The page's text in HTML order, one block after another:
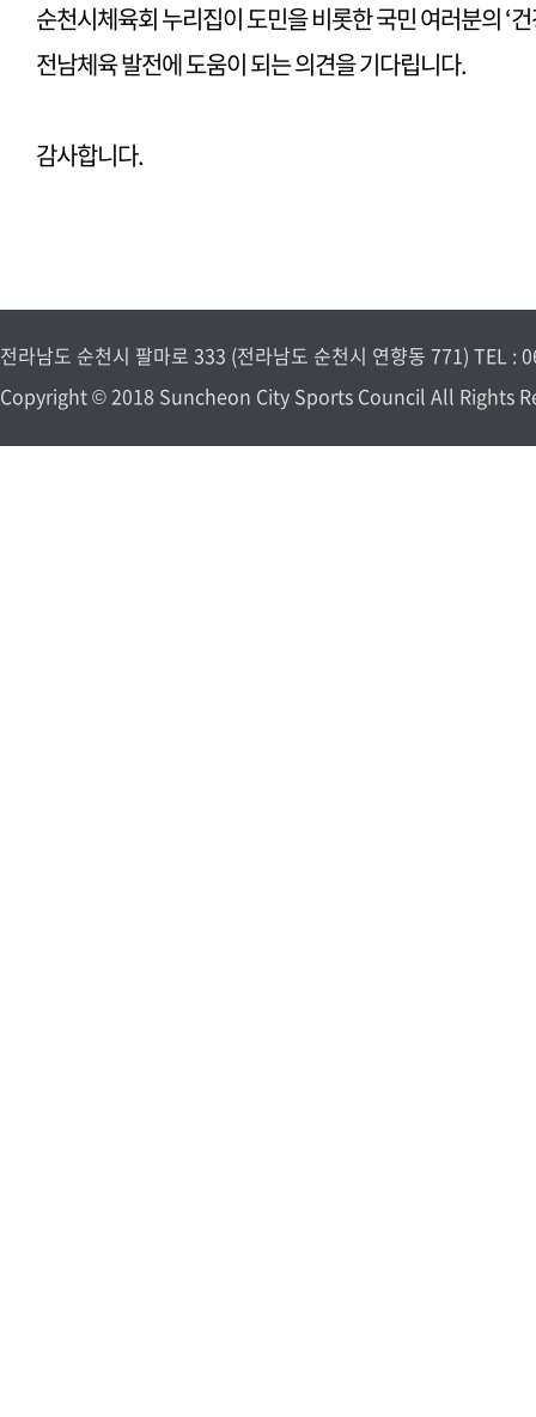
순천시체육회 누리집이 도민을 비롯한 국민 여러분의 ‘
전남체육 발전에 도움이 되는 의견을 기다립니다.
감사합니다.
전라남도 순천시 팔마로 333 (전라남도 순천시 연향동 771) TEL
Copyright © 2018 Suncheon City Sports Council All Rights